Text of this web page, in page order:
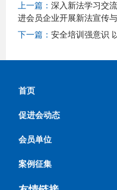
上一篇： 深入新法学习交
进会员企业开展新法宣传
下一篇： 安全培训强意识
首页
促进会动态
会员单位
案例征集